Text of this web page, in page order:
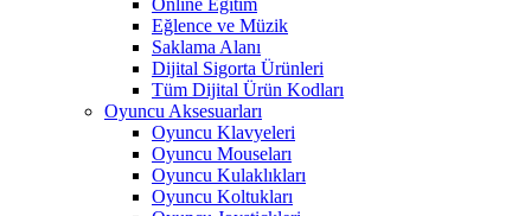
Online Eğitim
Eğlence ve Müzik
Saklama Alanı
Dijital Sigorta Ürünleri
Tüm Dijital Ürün Kodları
Oyuncu Aksesuarları
Oyuncu Klavyeleri
Oyuncu Mouseları
Oyuncu Kulaklıkları
Oyuncu Koltukları